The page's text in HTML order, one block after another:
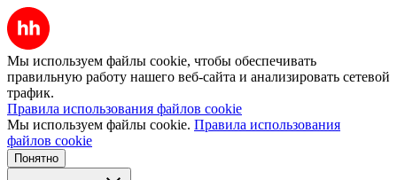
Мы используем файлы cookie, чтобы обеспечивать
правильную работу нашего веб-сайта и анализировать сетевой
трафик.
Правила использования файлов cookie
Мы используем файлы cookie. Правила использования
файлов cookie
Понятно